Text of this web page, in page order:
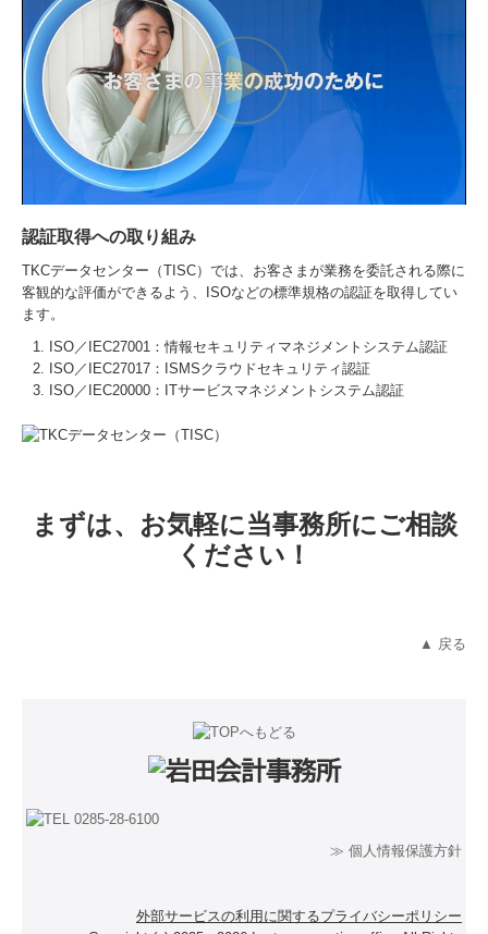
認証取得への取り組み
TKCデータセンター（TISC）では、お客さまが業務を委託される際に
客観的な評価ができるよう、ISOなどの標準規格の認証を取得してい
ます。
ISO／IEC27001：情報セキュリティマネジメントシステム認証
ISO／IEC27017：ISMSクラウドセキュリティ認証
ISO／IEC20000：ITサービスマネジメントシステム認証
まずは、お気軽に当事務所にご相談
ください！
▲ 戻る
≫ 個人情報保護方針
外部サービスの利用に関するプライバシーポリシー